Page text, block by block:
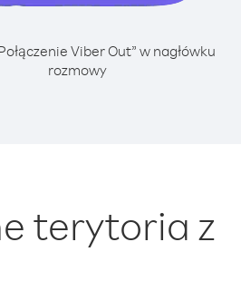
Viber Out” w nagłówku
rozmowy
terytoria z